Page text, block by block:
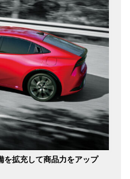
を拡充して商品力をアップ